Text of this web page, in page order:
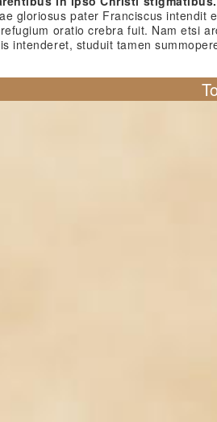
gloriosus pater Franciscus intendit
oratio crebra fuit. Nam etsi
intenderet, studuit tamen